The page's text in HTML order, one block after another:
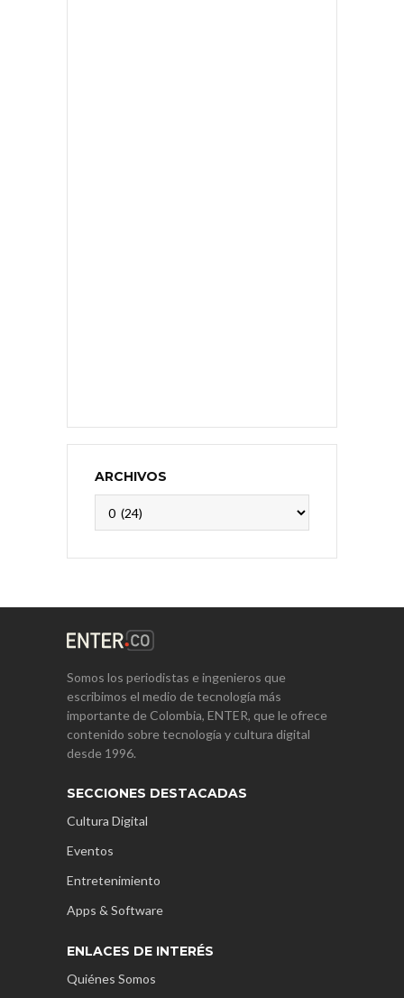
ARCHIVOS
Somos los periodistas e ingenieros que
escribimos el medio de tecnología más
importante de Colombia, ENTER, que le ofrece
contenido sobre tecnología y cultura digital
desde 1996.
SECCIONES DESTACADAS
Cultura Digital
Eventos
Entretenimiento
Apps & Software
ENLACES DE INTERÉS
Quiénes Somos